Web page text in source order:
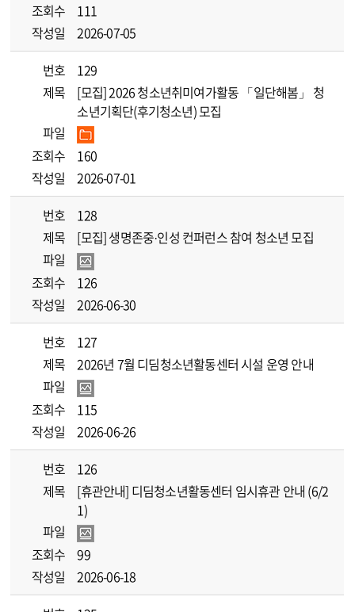
조회수
111
작성일
2026-07-05
번호
129
제목
[모집] 2026 청소년취미여가활동 「일단해봄」 청
소년기획단(후기청소년) 모집
파일
조회수
160
작성일
2026-07-01
번호
128
제목
[모집] 생명존중·인성 컨퍼런스 참여 청소년 모집
파일
조회수
126
작성일
2026-06-30
번호
127
제목
2026년 7월 디딤청소년활동센터 시설 운영 안내
파일
조회수
115
작성일
2026-06-26
번호
126
제목
[휴관안내] 디딤청소년활동센터 임시휴관 안내 (6/2
1)
파일
조회수
99
작성일
2026-06-18